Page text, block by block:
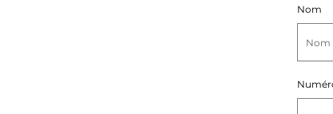
F
o
r
m
Nom